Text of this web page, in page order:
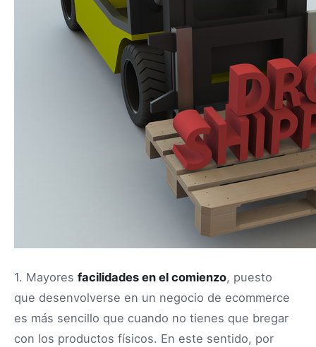
1. Mayores facilidades en el comienzo, puesto
que desenvolverse en un negocio de ecommerce
es más sencillo que cuando no tienes que bregar
con los productos físicos. En este sentido, por